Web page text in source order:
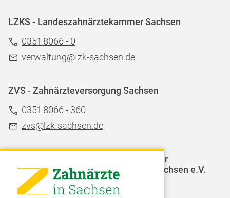
LZKS - Landeszahnärztekammer Sachsen
0351 8066 - 0
verwaltung@Izk-sachsen.de
ZVS - Zahnärzteversorgung Sachsen
0351 8066 - 360
zvs@lzk-sachsen.de
LAGZ - Landesarbeitsgemeinschaft für
Jugendzahnpflege des Freistaates Sachsen e.V.